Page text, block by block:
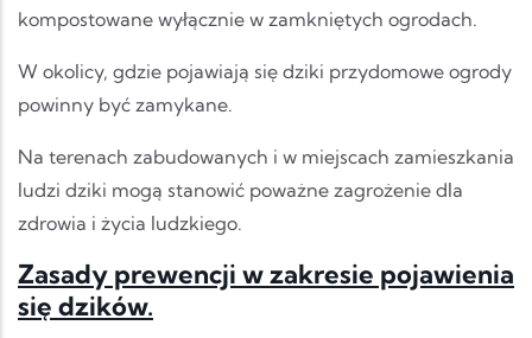
kompostowane wyłącznie w zamkniętych ogrodach.
W okolicy, gdzie pojawiają się dziki przydomowe ogrody
powinny być zamykane.
Na terenach zabudowanych i w miejscach zamieszkania
ludzi dziki mogą stanowić poważne zagrożenie dla
zdrowia i życia ludzkiego.
Zasady prewencji w zakresie pojawienia
się dzików.